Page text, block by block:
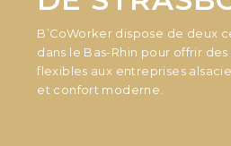
B’CoWorker dispose de deux
dans le Bas-Rhin pour offrir
flexibles aux entreprises
et confort moderne.